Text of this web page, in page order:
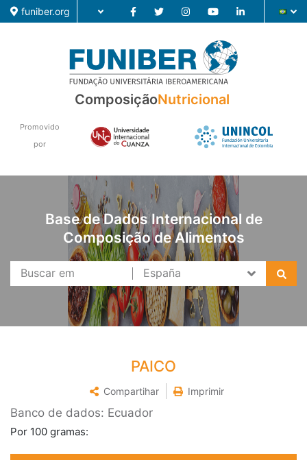
funiber.org
Formação
Pesquisa
Notícias
ComposiçãoNutricional
Promovido
por
Base de Dados Internacional de
Composição de Alimentos
PAICO
Compartihar Imprimir
Banco de dados: Ecuador
Por 100 gramas: